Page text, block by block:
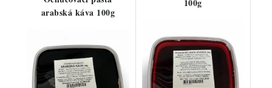
arabská káva 100g
100g